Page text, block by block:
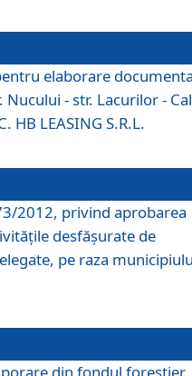
elaborare
Nucului - str. Lacurilor -
HB LEASING S.R.L.
2012, privind aprobarea
desfăşurate de
pe raza